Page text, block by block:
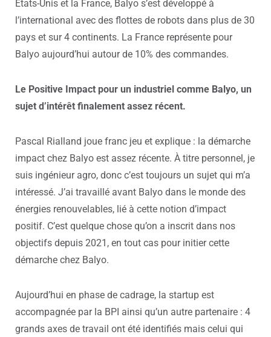
États-Unis et la France, Balyo s’est développé à
l’international avec des flottes de robots dans plus de 30
pays et sur 4 continents. La France représente pour
Balyo aujourd’hui autour de 10% des commandes.
Le Positive Impact pour un industriel comme Balyo, un
sujet d’intérêt finalement assez récent.
Pascal Rialland joue franc jeu et explique : la démarche
impact chez Balyo est assez récente. À titre personnel, je
suis ingénieur agro, donc c’est toujours un sujet qui m’a
intéressé. J’ai travaillé avant Balyo dans le monde des
énergies renouvelables, lié à cette notion d’impact
positif. C’est quelque chose qu’on a inscrit dans nos
objectifs depuis 2021, en tout cas pour initier cette
démarche chez Balyo.
Aujourd’hui en phase de cadrage, la startup est
accompagnée par la BPI ainsi qu’un autre partenaire : 4
grands axes de travail ont été identifiés mais celui qui